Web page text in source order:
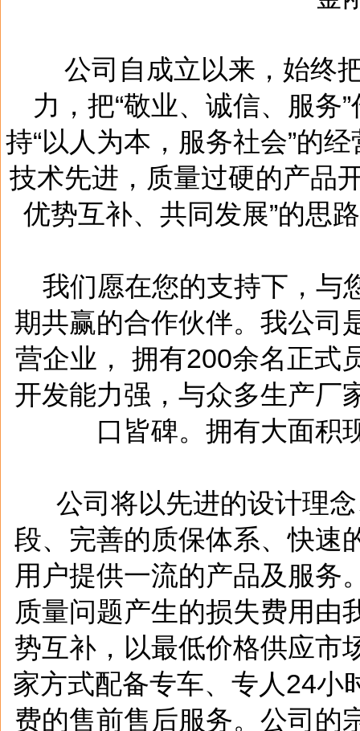
公司自成立以来，始终
力，把“敬业、诚信、服务
持“以人为本，服务社会”的
技术先进，质量过硬的产品
优势互补、共同发展”的思
我们愿在您的支持下，与
期共赢的合作伙伴。我公司
营企业， 拥有200余名正式
开发能力强，与众多生产厂
口皆碑。拥有大面积
公司将以先进的设计理
段、完善的质保体系、快速
用户提供一流的产品及服务
质量问题产生的损失费用由
势互补，以最低价格供应市
家方式配备专车、专人24小
费的售前售后服务。公司的